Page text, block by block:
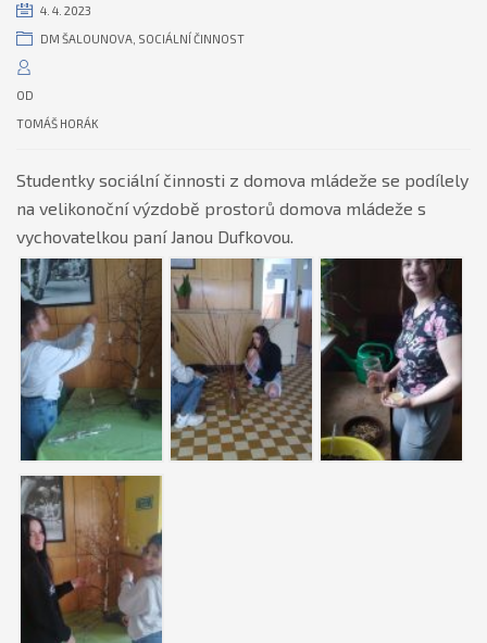
4. 4. 2023
DM ŠALOUNOVA SOCIÁLNÍ ČINNOST
OD
TOMÁŠ HORÁK
Studentky sociální činnosti z domova mládeže se podílely
na velikonoční výzdobě prostorů domova mládeže s
vychovatelkou paní Janou Dufkovou.